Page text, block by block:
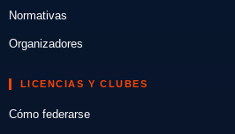
Normativas
Organizadores
LICENCIAS Y CLUBES
Cómo federarse